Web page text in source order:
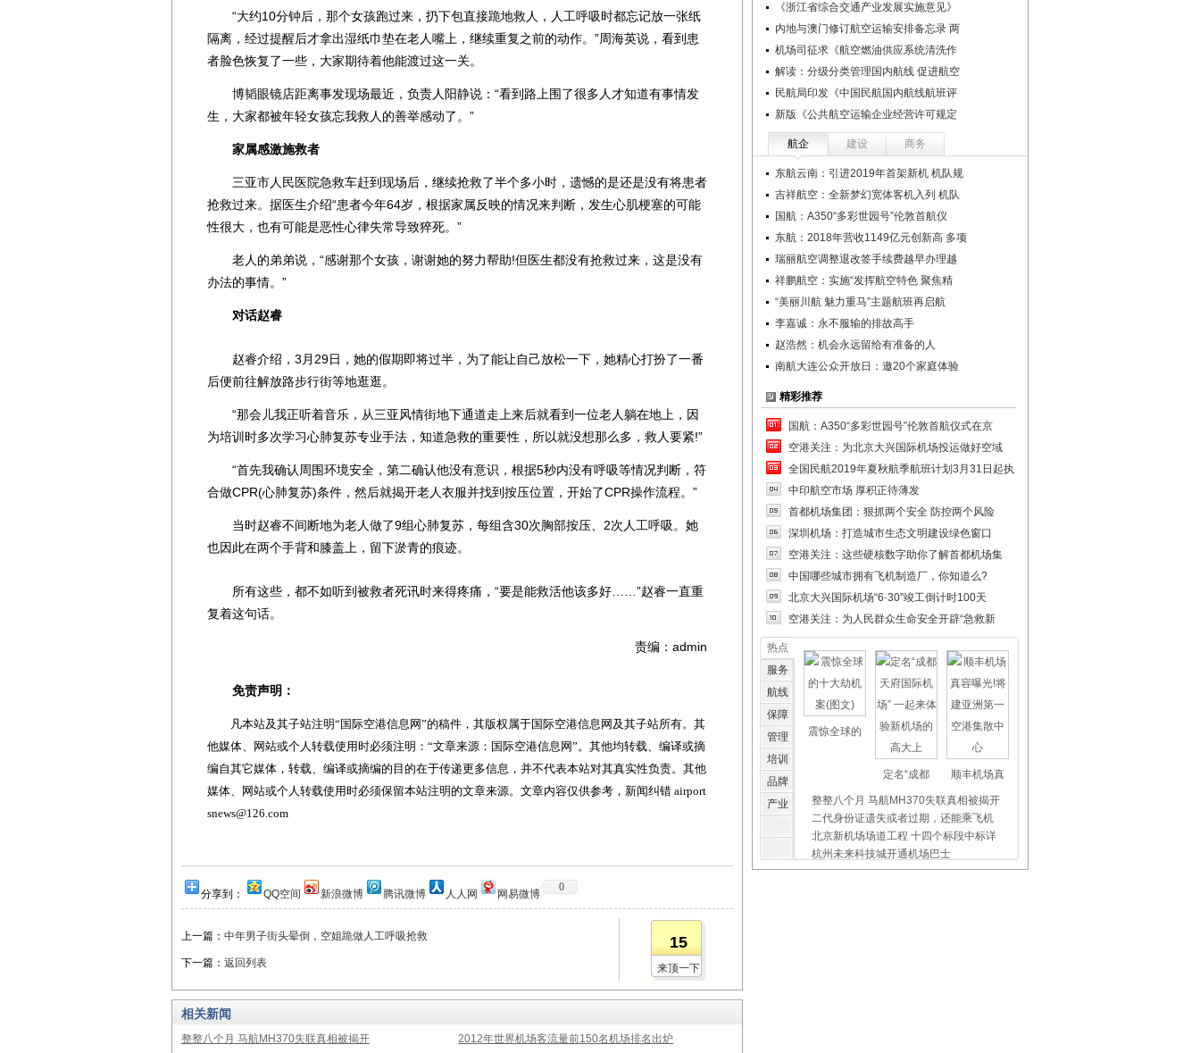
“大约10分钟后，那个女孩跑过来，扔下包直接跪地救人，人工呼吸时都忘记放一张纸
隔离，经过提醒后才拿出湿纸巾垫在老人嘴上，继续重复之前的动作。”周海英说，看到患
者脸色恢复了一些，大家期待着他能渡过这一关。
博韬眼镜店距离事发现场最近，负责人阳静说：“看到路上围了很多人才知道有事情发
生，大家都被年轻女孩忘我救人的善举感动了。”
家属感激施救者
三亚市人民医院急救车赶到现场后，继续抢救了半个多小时，遗憾的是还是没有将患者
抢救过来。据医生介绍“患者今年64岁，根据家属反映的情况来判断，发生心肌梗塞的可能
性很大，也有可能是恶性心律失常导致猝死。”
老人的弟弟说，“感谢那个女孩，谢谢她的努力帮助!但医生都没有抢救过来，这是没有
办法的事情。”
对话赵睿
赵睿介绍，3月29日，她的假期即将过半，为了能让自己放松一下，她精心打扮了一番
后便前往解放路步行街等地逛逛。
“那会儿我正听着音乐，从三亚风情街地下通道走上来后就看到一位老人躺在地上，因
为培训时多次学习心肺复苏专业手法，知道急救的重要性，所以就没想那么多，救人要紧!”
“首先我确认周围环境安全，第二确认他没有意识，根据5秒内没有呼吸等情况判断，符
合做CPR(心肺复苏)条件，然后就揭开老人衣服并找到按压位置，开始了CPR操作流程。”
当时赵睿不间断地为老人做了9组心肺复苏，每组含30次胸部按压、2次人工呼吸。她
也因此在两个手背和膝盖上，留下淤青的痕迹。
所有这些，都不如听到被救者死讯时来得疼痛，“要是能救活他该多好……”赵睿一直重
复着这句话。
责编：admin
免责声明：
凡本站及其子站注明“国际空港信息网”的稿件，其版权属于国际空港信息网及其子站所有。其
他媒体、网站或个人转载使用时必须注明：“文章来源：国际空港信息网”。其他均转载、编译或摘
编自其它媒体，转载、编译或摘编的目的在于传递更多信息，并不代表本站对其真实性负责。其他
媒体、网站或个人转载使用时必须保留本站注明的文章来源。文章内容仅供参考，新闻纠错 airport
snews@126.com
分享到： QQ空间 新浪微博 腾讯微博 人人网 网易微博
0
上一篇： 中年男子街头晕倒，空姐跪做人工呼吸抢救
下一篇： 返回列表
15
来顶一下
相关新闻
整整八个月 马航MH370失联真相被揭开 2012年世界机场客流量前150名机场排名出炉
《浙江省综合交通产业发展实施意见》
内地与澳门修订航空运输安排备忘录 两
机场司征求《航空燃油供应系统清洗作
解读：分级分类管理国内航线 促进航空
民航局印发《中国民航国内航线航班评
新版《公共航空运输企业经营许可规定
航企 建设 商务
东航云南：引进2019年首架新机 机队规
吉祥航空：全新梦幻宽体客机入列 机队
国航：A350“多彩世园号”伦敦首航仪
东航：2018年营收1149亿元创新高 多项
瑞丽航空调整退改签手续费越早办理越
祥鹏航空：实施“发挥航空特色 聚焦精
“美丽川航 魅力重马”主题航班再启航
李嘉诚：永不服输的排故高手
赵浩然：机会永远留给有准备的人
南航大连公众开放日：邀20个家庭体验
精彩推荐
国航：A350“多彩世园号”伦敦首航仪式在京
空港关注：为北京大兴国际机场投运做好空域
全国民航2019年夏秋航季航班计划3月31日起执
中印航空市场 厚积正待薄发
首都机场集团：狠抓两个安全 防控两个风险
深圳机场：打造城市生态文明建设绿色窗口
空港关注：这些硬核数字助你了解首都机场集
中国哪些城市拥有飞机制造厂，你知道么?
北京大兴国际机场“6·30”竣工倒计时100天
空港关注：为人民群众生命安全开辟“急救新
热点
服务
航线
保障
管理
培训
品牌
产业
震惊全球的
定名“成都 顺丰机场真
整整八个月 马航MH370失联真相被揭开
二代身份证遗失或者过期，还能乘飞机
北京新机场场道工程 十四个标段中标详
杭州未来科技城开通机场巴士
上海虹桥、浦东机场外币兑换点位置介